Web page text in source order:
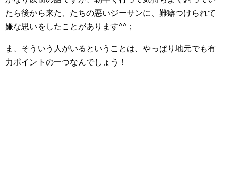
たら後から来た、たちの悪いジーサンに、難癖つけられて
嫌な思いをしたことがあります^^；
ま、そういう人がいるということは、やっぱり地元でも有
力ポイントの一つなんでしょう！